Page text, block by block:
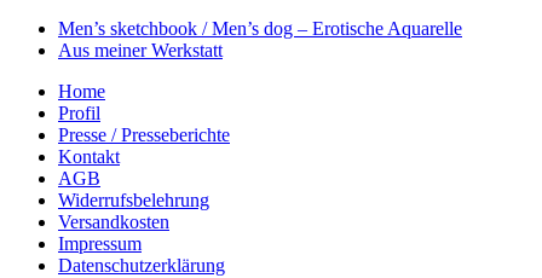
Men’s sketchbook / Men’s dog – Erotische Aquarelle
Aus meiner Werkstatt
Home
Profil
Presse / Presseberichte
Kontakt
AGB
Widerrufsbelehrung
Versandkosten
Impressum
Datenschutzerklärung